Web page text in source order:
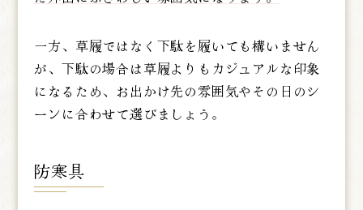
一方、草履ではなく下駄を履いても構いません
が、下駄の場合は草履よりもカジュアルな印象
になるため、お出かけ先の雰囲気やその日のシ
ーンに合わせて選びましょう。
防寒具